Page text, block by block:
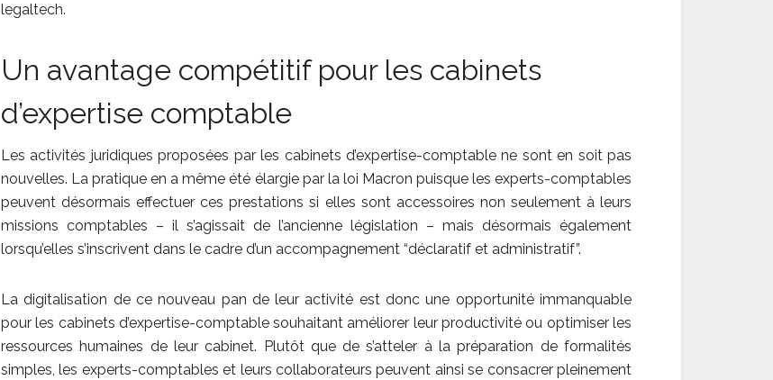
legaltech.
Un avantage compétitif pour les cabinets
d’expertise comptable
Les activités juridiques proposées par les cabinets d’expertise-comptable ne sont en soit pas
nouvelles. La pratique en a même été élargie par la loi Macron puisque les experts-comptables
peuvent désormais effectuer ces prestations si elles sont accessoires non seulement à leurs
missions comptables – il s’agissait de l’ancienne législation – mais désormais également
lorsqu’elles s’inscrivent dans le cadre d’un accompagnement “déclaratif et administratif”.
La digitalisation de ce nouveau pan de leur activité est donc une opportunité immanquable
pour les cabinets d’expertise-comptable souhaitant améliorer leur productivité ou optimiser les
ressources humaines de leur cabinet. Plutôt que de s’atteler à la préparation de formalités
simples, les experts-comptables et leurs collaborateurs peuvent ainsi se consacrer pleinement